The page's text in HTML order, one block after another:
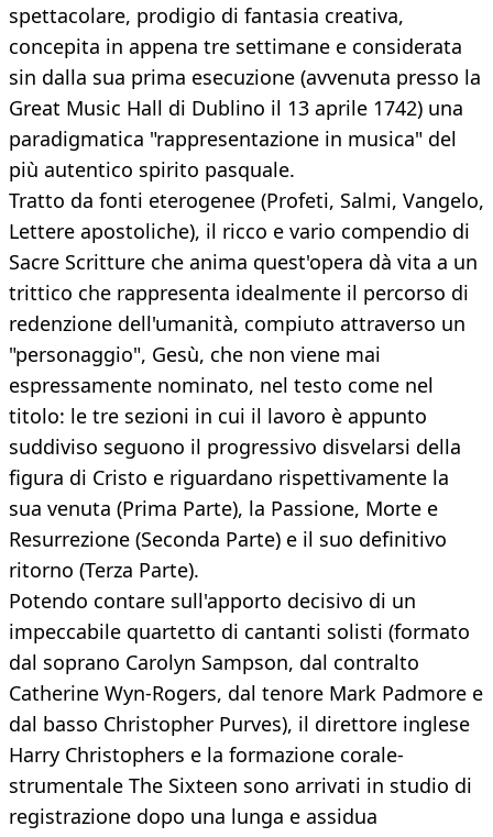
spettacolare, prodigio di fantasia creativa,
concepita in appena tre settimane e considerata
sin dalla sua prima esecuzione (avvenuta presso la
Great Music Hall di Dublino il 13 aprile 1742) una
paradigmatica "rappresentazione in musica" del
più autentico spirito pasquale.
Tratto da fonti eterogenee (Profeti, Salmi, Vangelo,
Lettere apostoliche), il ricco e vario compendio di
Sacre Scritture che anima quest'opera dà vita a un
trittico che rappresenta idealmente il percorso di
redenzione dell'umanità, compiuto attraverso un
"personaggio", Gesù, che non viene mai
espressamente nominato, nel testo come nel
titolo: le tre sezioni in cui il lavoro è appunto
suddiviso seguono il progressivo disvelarsi della
figura di Cristo e riguardano rispettivamente la
sua venuta (Prima Parte), la Passione, Morte e
Resurrezione (Seconda Parte) e il suo definitivo
ritorno (Terza Parte).
Potendo contare sull'apporto decisivo di un
impeccabile quartetto di cantanti solisti (formato
dal soprano Carolyn Sampson, dal contralto
Catherine Wyn-Rogers, dal tenore Mark Padmore e
dal basso Christopher Purves), il direttore inglese
Harry Christophers e la formazione corale-
strumentale The Sixteen sono arrivati in studio di
registrazione dopo una lunga e assidua